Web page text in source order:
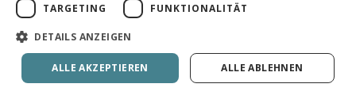
Die Frage ist:
TARGETING FUNKTIONALITÄT
DETAILS ANZEIGEN
ALLE AKZEPTIEREN ALLE ABLEHNEN